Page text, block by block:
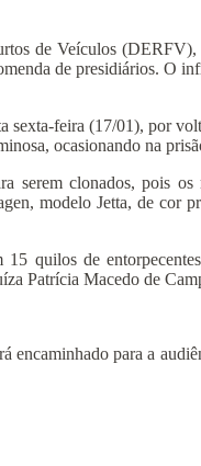
de Veículos
de presidiários. O
feira (17/01), por
ocasionando na
serem clonados, pois os
modelo Jetta, de cor
quilos de
Patrícia Macedo de
encaminhado para a